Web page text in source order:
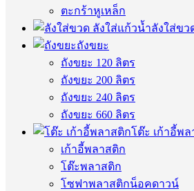
ตะกร้าหูเหล็ก
ลังใส่ขว
ถังขยะ
ถังขยะ 120 ลิตร
ถังขยะ 200 ลิตร
ถังขยะ 240 ลิตร
ถังขยะ 660 ลิตร
โต๊ะ เก้าอี้พ
เก้าอี้พลาสติก
โต๊ะพลาสติก
โซฟาพลาสติกน็อคดาวน์